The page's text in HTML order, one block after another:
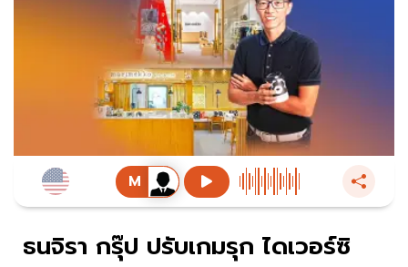
ธนจิรา กรุ๊ป ปรับเกมรุก ไดเวอร์ซิ